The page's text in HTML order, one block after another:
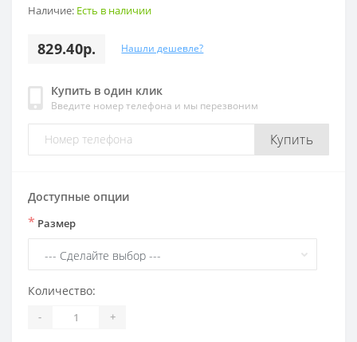
Наличие: Есть в наличии
829.40р. Нашли дешевле?
Купить в один клик
Введите номер телефона и мы перезвоним
Купить
Доступные опции
* Размер
Количество:
- +